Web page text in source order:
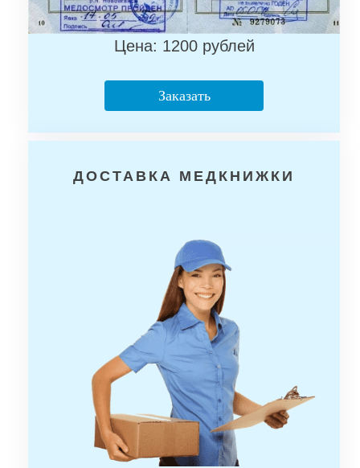
Цена: 1200 рублей
Заказать
ДОСТАВКА МЕДКНИЖКИ